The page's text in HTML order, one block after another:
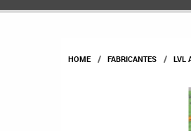
HOME FABRICANTES LVL